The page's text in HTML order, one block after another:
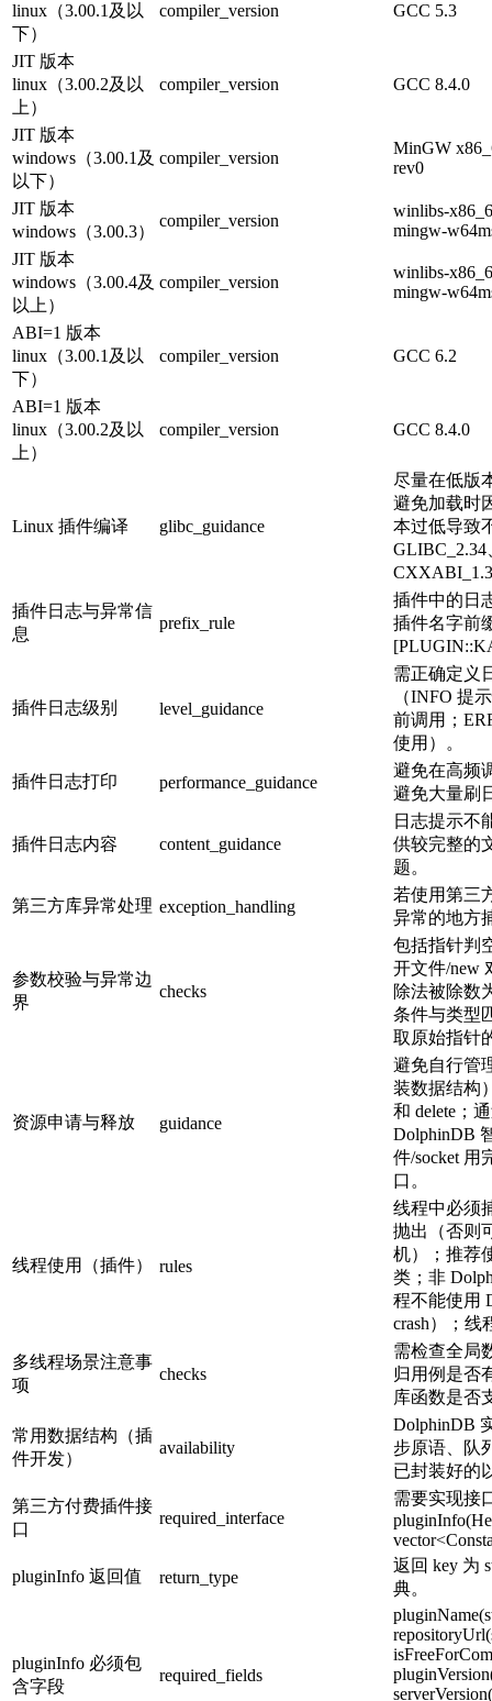
linux（3.00.1及以
下）
compiler_version GCC 5.3
JIT 版本
linux（3.00.2及以
上）
compiler_version GCC 8.4.0
JIT 版本
windows（3.00.1及
以下）
compiler_version
MinGW
rev0
JIT 版本
windows（3.00.3）
compiler_version
winlibs-
mingw-
JIT 版本
windows（3.00.4及
以上）
compiler_version
winlibs-
mingw-
ABI=1 版本
linux（3.00.1及以
下）
compiler_version GCC 6.2
ABI=1 版本
linux（3.00.2及以
上）
compiler_version GCC 8.4.0
Linux 插件编译 glibc_guidance
尽量在低版
避免加载时
本过低导致
插件日志与异常信
息
prefix_rule
插件中的日
插件名字前
插件日志级别 level_guidance
需正确定义
（INFO 提
前调用；
使用）。
插件日志打印 performance_guidance
避免在高频
避免大量刷
插件日志内容 content_guidance
日志提示不
供较完整的
题。
第三方库异常处理 exception_handling
若使用第三
异常的地方
参数校验与异常边
界
checks
包括指针判
开文件/new
除法被除数
条件与类型
取原始指针
资源申请与释放 guidance
避免自行管
装数据结构
和 delete；
DolphinDB
件/socket 用
口。
线程使用（插件） rules
线程中必须
抛出（否则
机）；推荐
类；非
程不能使用
crash）；线
多线程场景注意事
项
checks
需检查全局
归用例是否
库函数是否
常用数据结构（插
件开发）
availability
DolphinDB
步原语、队
已封装好的
第三方付费插件接
口
required_interface
需要实现接
pluginInfo 返回值
return_type
返回 key 为
典。
pluginInfo 必须包
含字段
required_fields